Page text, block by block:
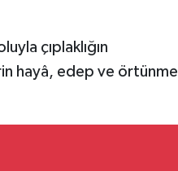
çıplaklığın
hayâ, edep ve örtünme